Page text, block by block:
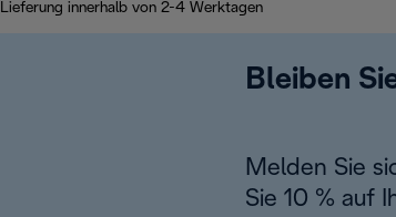
Lieferung innerhalb von 2-4 Werktagen
Bleiben
Melden Sie
Sie 10 % auf